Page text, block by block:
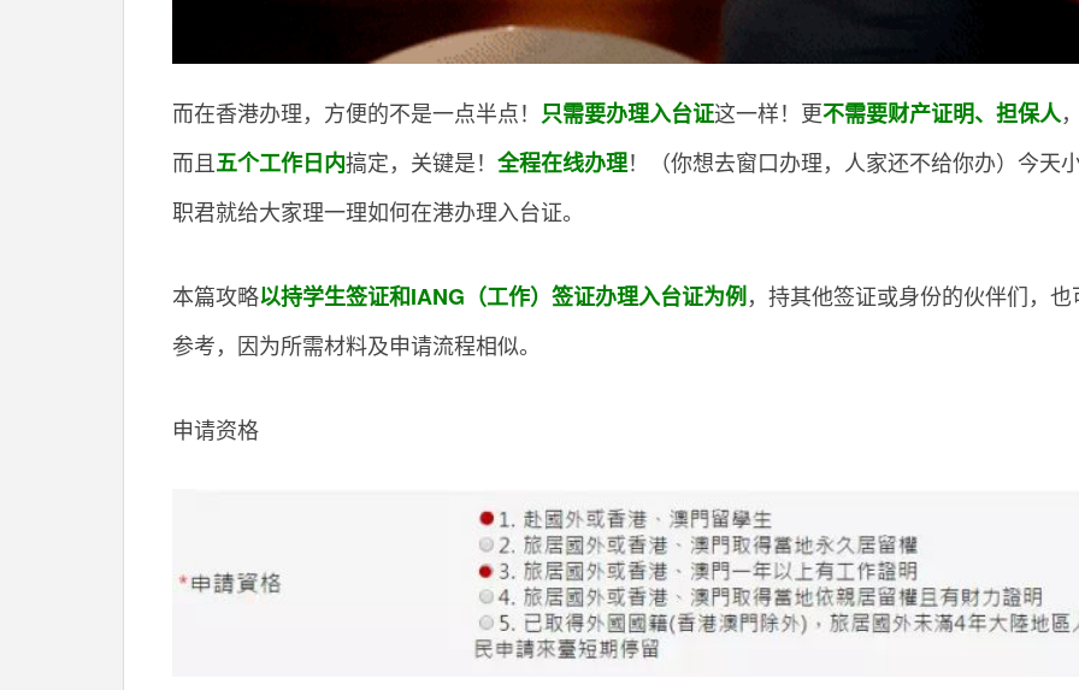
而在香港办理，方便的不是一点半点！ 只需要办理入台证这一样！更不需要财产证明、担保人
而且五个工作日内搞定，关键是！ 全程在线办理！（你想去窗口办理，人家还不给你办）今天
职君就给大家理一理如何在港办理入台证。
本篇攻略以持学生签证和IANG（工作）签证办理入台证为例，持其他签证或身份的伙伴们，也
参考，因为所需材料及申请流程相似。
申请资格